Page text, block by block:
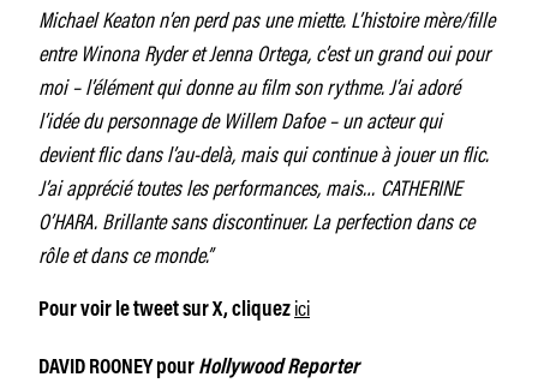
Michael Keaton n’en perd pas une miette. L’histoire mère/fille
entre Winona Ryder et Jenna Ortega, c’est un grand oui pour
moi – l’élément qui donne au film son rythme. J’ai adoré
l’idée du personnage de Willem Dafoe – un acteur qui
devient flic dans l’au-delà, mais qui continue à jouer un flic.
J’ai apprécié toutes les performances, mais… CATHERINE
O’HARA. Brillante sans discontinuer. La perfection dans ce
rôle et dans ce monde.”
Pour voir le tweet sur X, cliquez ici
DAVID ROONEY pour Hollywood Reporter